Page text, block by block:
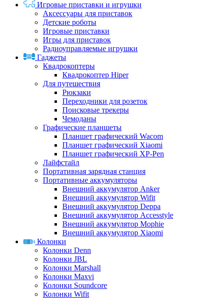
Игровые приставки и игрушки
Аксессуары для приставок
Детские роботы
Игровые приставки
Игры для приставок
Радиоуправляемые игрушки
Гаджеты
Квадрокоптеры
Квадрокоптер Hiper
Для путешествия
Рюкзаки
Переходники для розеток
Поисковые трекеры
Чемоданы
Графические планшеты
Планшет графический Wacom
Планшет графический Xiaomi
Планшет графический XP-Pen
Лайфстайл
Портативная зарядная станция
Портативные аккумуляторы
Внешний аккумулятор Anker
Внешний аккумулятор Wifit
Внешний аккумулятор Deppa
Внешний аккумулятор Accesstyle
Внешний аккумулятор Mophie
Внешний аккумулятор Xiaomi
Колонки
Колонки Denn
Колонки JBL
Колонки Marshall
Колонки Maxvi
Колонки Soundcore
Колонки Wifit